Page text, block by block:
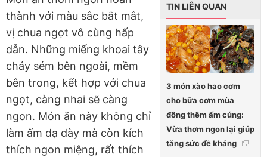
TIN LIÊN QUAN
3 món xào hao cơm
cho bữa cơm mùa
đông thêm ấm cúng:
Vừa thơm ngon lại giúp
tăng sức đề kháng
thành với màu sắc bắt mắt,
vị chua ngọt vô cùng hấp
dẫn. Những miếng khoai tây
cháy sém bên ngoài, mềm
bên trong, kết hợp với chua
ngọt, càng nhai sẽ càng
ngon. Món ăn này không chỉ
làm ấm dạ dày mà còn kích
thích ngon miệng, rất thích